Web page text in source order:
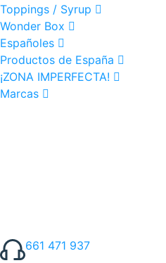
Toppings / Syrup
Wonder Box
Españoles
Productos de España
¡ZONA IMPERFECTA!
Marcas
661 471 937